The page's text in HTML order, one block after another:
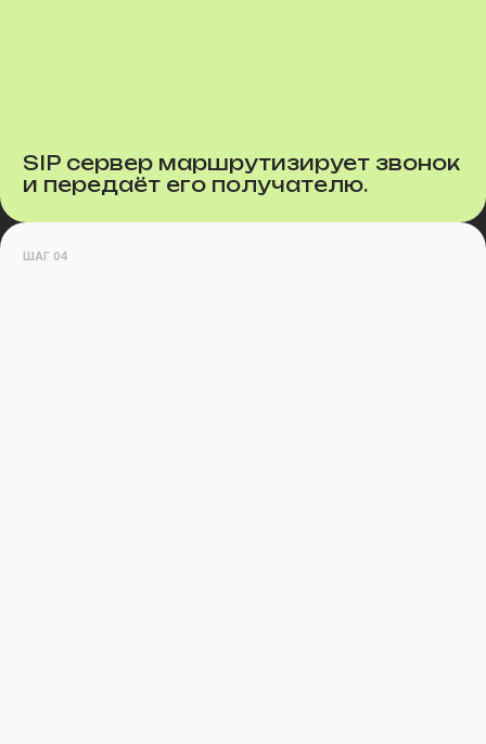
SIP сервер маршрутизирует звонок
и передаёт его получателю.
ШАГ 04